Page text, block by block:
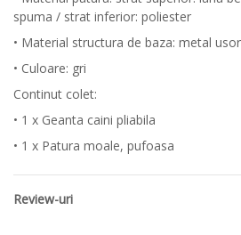
spuma / strat inferior: poliester
• Material structura de baza: metal
• Culoare: gri
Continut colet:
• 1 x Geanta caini pliabila
• 1 x Patura moale, pufoasa
Review-uri